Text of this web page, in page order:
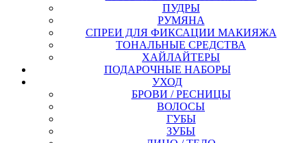
ПУДРЫ
РУМЯНА
СПРЕИ ДЛЯ ФИКСАЦИИ МАКИЯЖА
ТОНАЛЬНЫЕ СРЕДСТВА
ХАЙЛАЙТЕРЫ
ПОДАРОЧНЫЕ НАБОРЫ
УХОД
БРОВИ / РЕСНИЦЫ
ВОЛОСЫ
ГУБЫ
ЗУБЫ